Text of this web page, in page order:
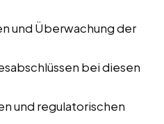
und Überwachung der
bei diesen
und regulatorischen